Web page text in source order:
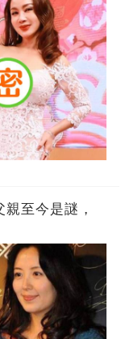
至今是謎，